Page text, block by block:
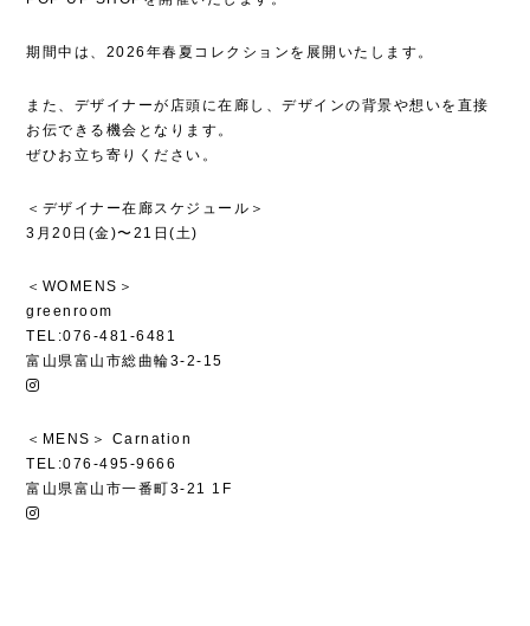
期間中は、2026年春夏コレクションを展開いたします。
また、デザイナーが店頭に在廊し、デザインの背景や想いを直接
お伝できる機会となります。
ぜひお立ち寄りください。
＜デザイナー在廊スケジュール＞
3月20日(金)〜21日(土)
＜WOMENS＞
greenroom
TEL:076-481-6481
富山県富山市総曲輪3-2-15
＜MENS＞ Carnation
TEL:076-495-9666
富山県富山市一番町3-21 1F